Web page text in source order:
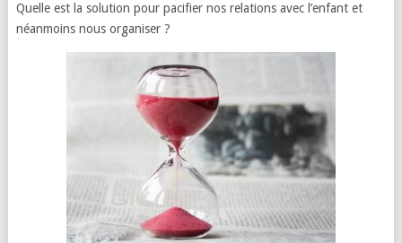
Quelle est la solution pour pacifier nos relations avec l’enfant et
néanmoins nous organiser ?